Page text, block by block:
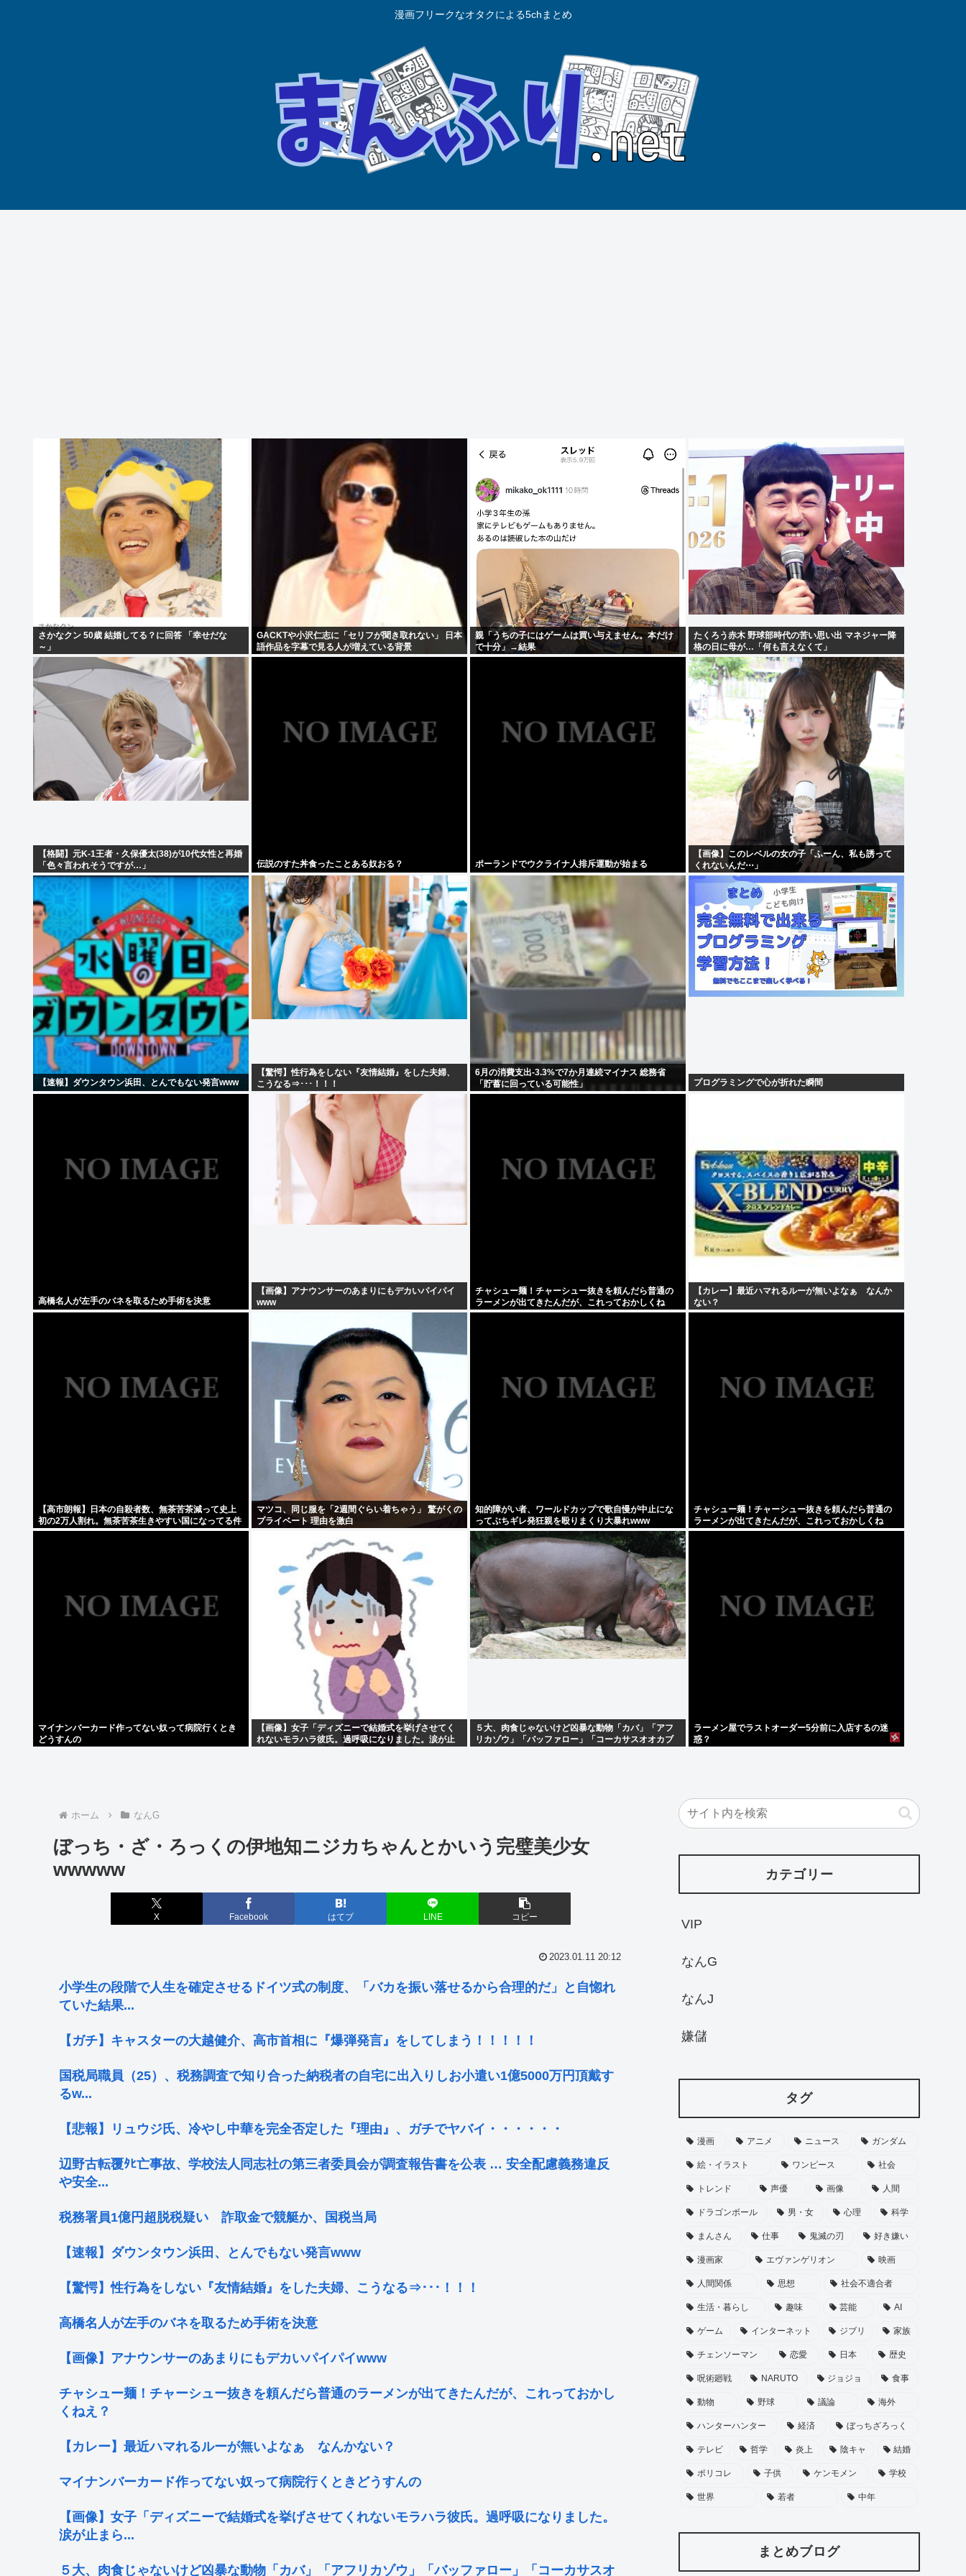
漫画フリークなオタクによる5chまとめ
さかなクン 50歳 結婚してる？に回答 「幸せだな
～」
GACKTや小沢仁志に「セリフが聞き取れない」 日本
語作品を字幕で見る人が増えている背景
親「うちの子にはゲームは買い与えません。本だけ
で十分」→結果
たくろう赤木 野球部時代の苦い思い出 マネジャー降
格の日に母が…「何も言えなくて」
【格闘】元K-1王者・久保優太(38)が10代女性と再婚
「色々言われそうですが…」
伝説のすた丼食ったことある奴おる？ ポーランドでウクライナ人排斥運動が始まる
【画像】このレベルの女の子「ふーん、私も誘って
くれないんだ⋯」
【速報】ダウンタウン浜田、とんでもない発言www
【驚愕】性行為をしない『友情結婚』をした夫婦、
こうなる⇒･･･！！！
6月の消費支出-3.3%で7か月連続マイナス 総務省
「貯蓄に回っている可能性」
プログラミングで心が折れた瞬間
高橋名人が左手のバネを取るため手術を決意
【画像】アナウンサーのあまりにもデカいパイパイ
www
チャシュー麺！チャーシュー抜きを頼んだら普通の
ラーメンが出てきたんだが、これっておかしくね
え？
【カレー】最近ハマれるルーが無いよなぁ なんか
ない？
【高市朗報】日本の自殺者数、無茶苦茶減って史上
初の2万人割れ。無茶苦茶生きやすい国になってる件
www
マツコ、同じ服を「2週間ぐらい着ちゃう」 驚がくの
プライベート 理由を激白
知的障がい者、ワールドカップで歌自慢が中止にな
ってぶちギレ発狂親を殴りまくり大暴れwww
チャシュー麺！チャーシュー抜きを頼んだら普通の
ラーメンが出てきたんだが、これっておかしくね
え？
マイナンバーカード作ってない奴って病院行くとき
どうすんの
【画像】女子「ディズニーで結婚式を挙げさせてく
れないモラハラ彼氏。過呼吸になりました。涙が止
５大、肉食じゃないけど凶暴な動物「カバ」「アフ
リカゾウ」「バッファロー」「コーカサスオオカブ
ラーメン屋でラストオーダー5分前に入店するの迷
惑？
ホーム なんG
ぼっち・ざ・ろっくの伊地知ニジカちゃんとかいう完璧美少女
wwwww
X Facebook はてブ LINE コピー
2023.01.11 20:12
小学生の段階で人生を確定させるドイツ式の制度、「バカを振い落せるから合理的だ」と自惚れ
ていた結果...
【ガチ】キャスターの大越健介、高市首相に『爆弾発言』をしてしまう！！！！！
国税局職員（25）、税務調査で知り合った納税者の自宅に出入りしお小遣い1億5000万円頂戴す
るw...
【悲報】リュウジ氏、冷やし中華を完全否定した『理由』、ガチでヤバイ・・・・・・
辺野古転覆ﾀﾋ亡事故、学校法人同志社の第三者委員会が調査報告書を公表 … 安全配慮義務違反
や安全...
税務署員1億円超脱税疑い 詐取金で競艇か、国税当局
【速報】ダウンタウン浜田、とんでもない発言www
【驚愕】性行為をしない『友情結婚』をした夫婦、こうなる⇒･･･！！！
高橋名人が左手のバネを取るため手術を決意
【画像】アナウンサーのあまりにもデカいパイパイwww
チャシュー麺！チャーシュー抜きを頼んだら普通のラーメンが出てきたんだが、これっておかし
くねえ？
【カレー】最近ハマれるルーが無いよなぁ なんかない？
マイナンバーカード作ってない奴って病院行くときどうすんの
【画像】女子「ディズニーで結婚式を挙げさせてくれないモラハラ彼氏。過呼吸になりました。
涙が止まら...
５大、肉食じゃないけど凶暴な動物「カバ」「アフリカゾウ」「バッファロー」「コーカサスオ
カテゴリー
VIP
なんG
なんJ
嫌儲
タグ
漫画 アニメ ニュース ガンダム
絵・イラスト ワンピース 社会
トレンド 声優 画像 人間
ドラゴンボール 男・女 心理 科学
まんさん 仕事 鬼滅の刃 好き嫌い
漫画家 エヴァンゲリオン 映画
人間関係 思想 社会不適合者
生活・暮らし 趣味 芸能 AI
ゲーム インターネット ジブリ 家族
チェンソーマン 恋愛 日本 歴史
呪術廻戦 NARUTO ジョジョ 食事
動物 野球 議論 海外
ハンターハンター 経済 ぼっちざろっく
テレビ 哲学 炎上 陰キャ 結婚
ポリコレ 子供 ケンモメン 学校
世界 若者 中年
まとめブログ